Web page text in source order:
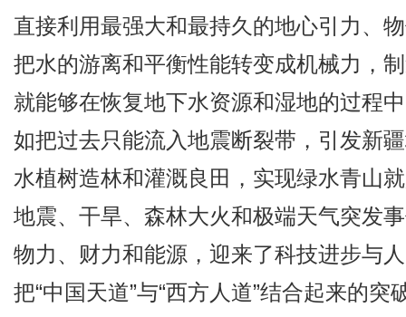
直接利用最强大和最持久的地心引力、
把水的游离和平衡性能转变成机械力，
就能够在恢复地下水资源和湿地的过程
如把过去只能流入地震断裂带，引发新
水植树造林和灌溉良田，实现绿水青山
地震、干旱、森林大火和极端天气突发
物力、财力和能源，迎来了科技进步与
把“中国天道”与“西方人道”结合起来的